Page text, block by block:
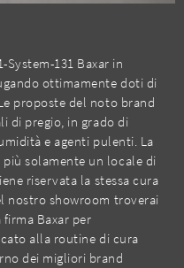
131 Baxar in
ottimamente doti di
proposte del noto brand
di pregio, in grado di
e agenti pulenti. La
solamente un locale di
riservata la stessa cura
nostro showroom troverai
Baxar per
alla routine di cura
dei migliori brand